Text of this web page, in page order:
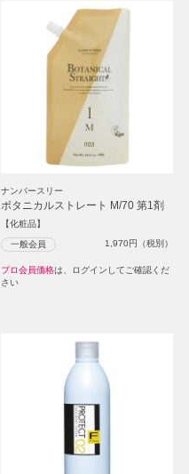
ナンバースリー
ボタニカルストレート M/70 第1剤
【化粧品】
一般会員 1,970円（税別）
プロ会員価格は、ログインしてご確認くだ
さい